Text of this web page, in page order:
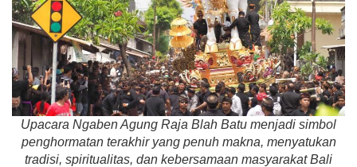
Upacara Ngaben Agung Raja Blah Batu menjadi simbol
penghormatan terakhir yang penuh makna, menyatukan
tradisi, spiritualitas, dan kebersamaan masyarakat Bali